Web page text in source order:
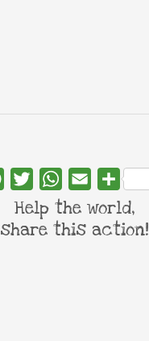
FacebookTwitterWhatsApp
Email Share
Help the world,
share this action!